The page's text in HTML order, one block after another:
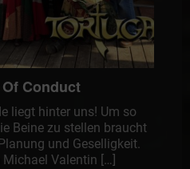
Conduct
liegt hinter uns! Um so
Beine zu stellen braucht
und Geselligkeit.
Valentin […]